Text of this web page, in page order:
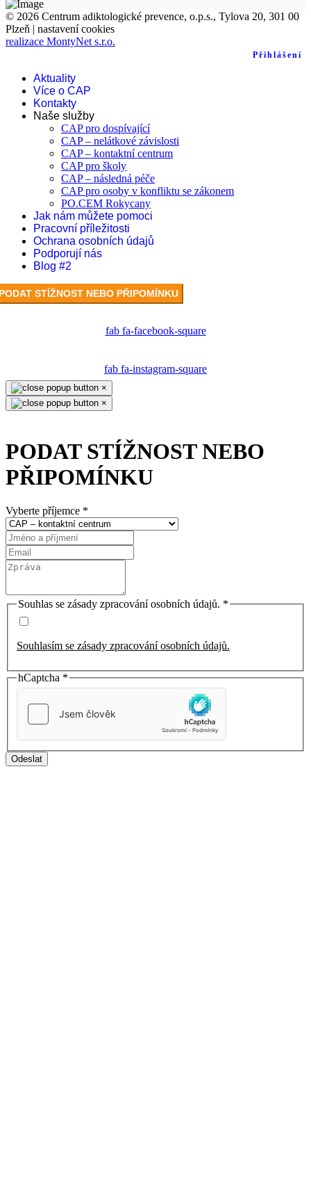
© 2026 Centrum adiktologické prevence, o.p.s., Tylova 20, 301 00
Plzeň | nastavení cookies
realizace MontyNet s.r.o.
Přihlášení
Aktuality
Více o CAP
Kontakty
Naše služby
CAP pro dospívající
CAP – nelátkové závislosti
CAP – kontaktní centrum
CAP pro školy
CAP – následná péče
CAP pro osoby v konfliktu se zákonem
PO.CEM Rokycany
Jak nám můžete pomoci
Pracovní příležitosti
Ochrana osobních údajů
Podporují nás
Blog #2
STÍŽNOST NEBO PŘIPOMÍNKU
fab fa-facebook-square
fab fa-instagram-square
×
×
PODAT STÍŽNOST NEBO
PŘIPOMÍNKU
Vyberte příjemce *
Souhlas se zásady zpracování osobních údajů. *
Souhlasím se zásady zpracování osobních údajů.
hCaptcha *
Odeslat